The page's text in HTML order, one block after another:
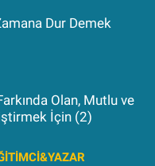
Dur Demek
Olan, Mutlu ve
İçin (2)